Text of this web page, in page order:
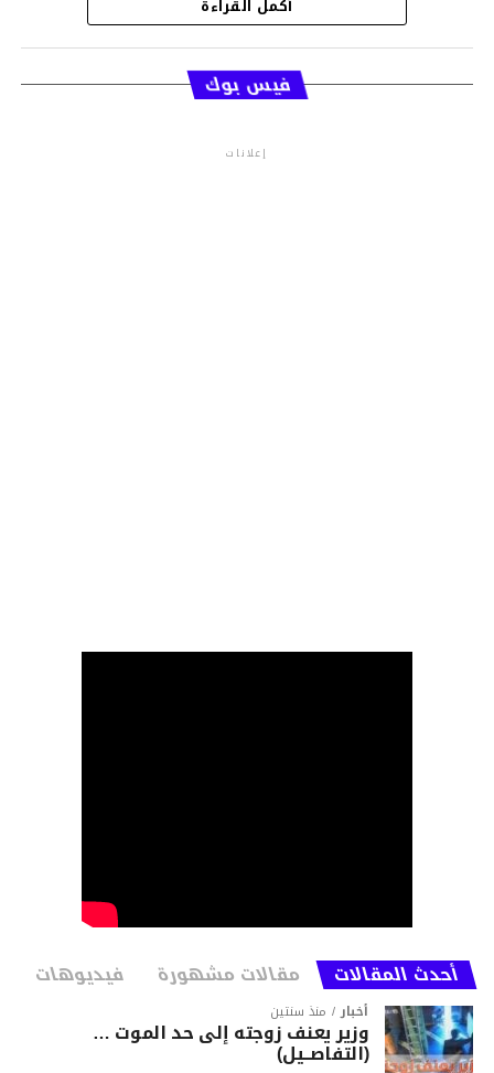
قسم الاخبار
أكمل القراءة
فيس بوك
إعلانات
أحدث المقالات مقالات مشهورة فيديوهات
أخبار منذ سنتين
وزير يعنف زوجته إلى حد الموت …
(التفاصــيل)